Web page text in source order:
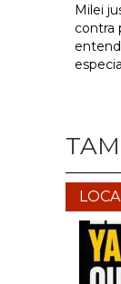
Milei
contra